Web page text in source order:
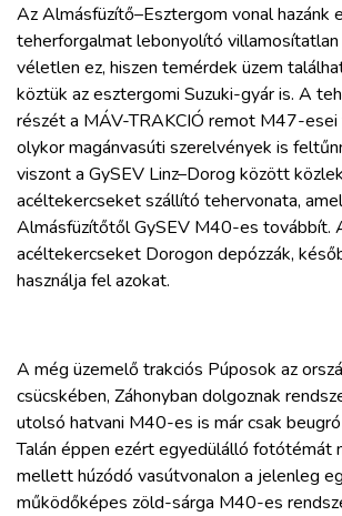
BLOG
ARCHÍVUM
WEBSHOP
BELÉPÉS
REGISZTRÁCIÓ
Az Almásfüzítő–Esztergom vonal hazánk
teherforgalmat lebonyolító villamosítatlan
véletlen ez, hiszen temérdek üzem
köztük az esztergomi Suzuki-gyár is. A
részét a MÁV-TRAKCIÓ remot M47-
olykor magánvasúti szerelvények is
viszont a GySEV Linz–Dorog között
acéltekercseket szállító tehervonata,
Almásfüzítőtől GySEV M40-es továbbít.
acéltekercseket Dorogon depózzák,
használja fel azokat.
A még üzemelő trakciós Púposok az
csücskében, Záhonyban dolgoznak
utolsó hatvani M40-es is már csak
Talán éppen ezért egyedülálló fotótémát
mellett húzódó vasútvonalon a jelenleg
működőképes zöld-sárga M40-es